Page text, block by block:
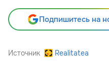
Подпишитесь на
Источник Realitatea